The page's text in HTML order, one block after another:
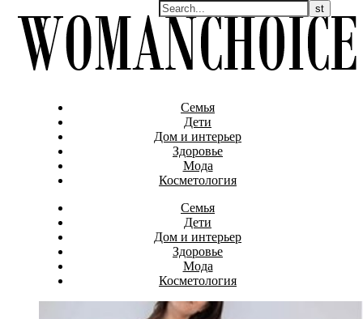
Семья
Дети
Дом и интерьер
Здоровье
Мода
Косметология
Семья
Дети
Дом и интерьер
Здоровье
Мода
Косметология